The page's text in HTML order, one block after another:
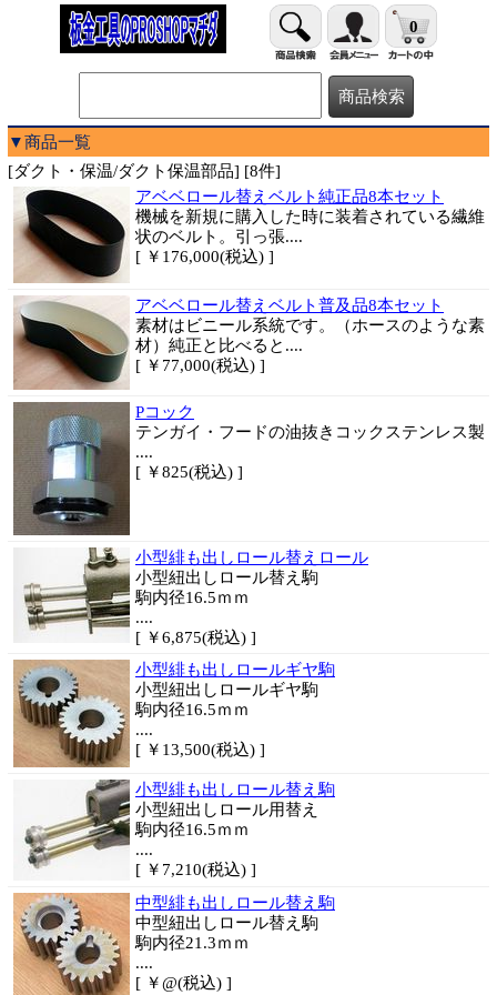
0
▼商品一覧
[ダクト・保温/ダクト保温部品] [8件]
アベベロール替えベルト純正品8本セット
機械を新規に購入した時に装着されている繊維
状のベルト。引っ張....
[ ￥176,000(税込) ]
アベベロール替えベルト普及品8本セット
素材はビニール系統です。（ホースのような素
材）純正と比べると....
[ ￥77,000(税込) ]
Pコック
テンガイ・フードの油抜きコックステンレス製
....
[ ￥825(税込) ]
小型緋も出しロール替えロール
小型紐出しロール替え駒
駒内径16.5ｍｍ
....
[ ￥6,875(税込) ]
小型緋も出しロールギヤ駒
小型紐出しロールギヤ駒
駒内径16.5ｍｍ
....
[ ￥13,500(税込) ]
小型緋も出しロール替え駒
小型紐出しロール用替え
駒内径16.5ｍｍ
....
[ ￥7,210(税込) ]
中型緋も出しロール替え駒
中型紐出しロール替え駒
駒内径21.3ｍｍ
....
[ ￥@(税込) ]